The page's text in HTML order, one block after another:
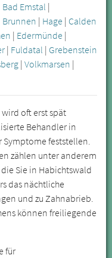
Bad Emstal |
Brunnen | Hage | Calden
| Edermünde |
| Fuldatal | Grebenstein
| Volkmarsen |
oft erst spät
Behandler in
Symptome feststellen.
zählen unter anderem
Sie in Habichtswald
das nächtliche
und zu Zahnabrieb.
können freiliegende
für